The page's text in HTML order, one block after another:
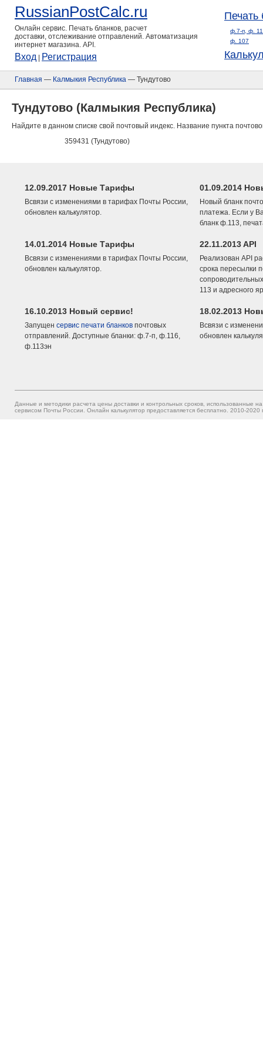
RussianPostCalc.ru
Онлайн сервис. Печать бланков, расчет
доставки, отслеживание отправлений. Автоматизация
интернет магазина. API.
Вход Регистрация
Печать
ф.7-п, ф.
ф. 107
Главная — Калмыкия Республика — Тундутово
Тундутово (Калмыкия Республика)
Найдите в данном списке свой почтовый индекс. Название пункта
359431 (Тундутово)
12.09.2017 Новые Тарифы
Всвязи с изменениями в тарифах Почты России,
обновлен калькулятор.
01.09.2014
Новый бланк
платежа. Если у
бланк ф.113,
14.01.2014 Новые Тарифы
Всвязи с изменениями в тарифах Почты России,
обновлен калькулятор.
22.11.2013 API
Реализован API
срока пересылки
113 и адресного
16.10.2013 Новый сервис!
Запущен сервис печати бланков почтовых
отправлений. Доступные бланки: ф.7-п, ф.116,
ф.113эн
18.02.2013
Всвязи с
обновлен
Данные и методики расчета цены доставки и контрольных сроков, использованные
сервисом Почты России. Онлайн калькулятор предоставляется бесплатно. 2010-2020